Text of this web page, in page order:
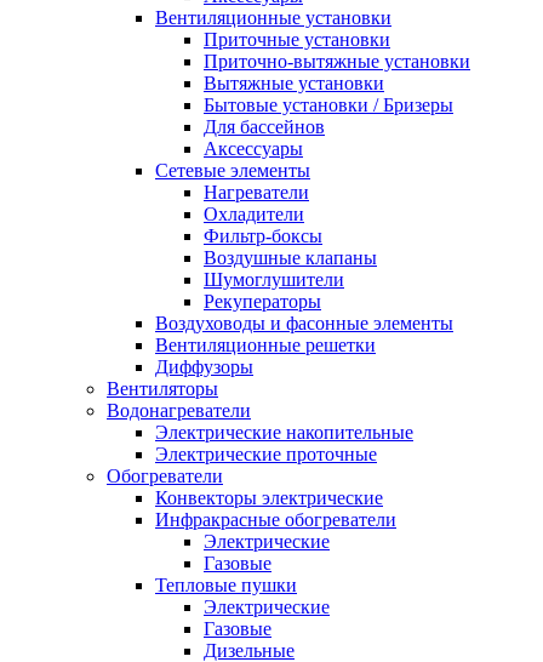
Вентиляционные установки
Приточные установки
Приточно-вытяжные установки
Вытяжные установки
Бытовые установки / Бризеры
Для бассейнов
Аксессуары
Сетевые элементы
Нагреватели
Охладители
Фильтр-боксы
Воздушные клапаны
Шумоглушители
Рекуператоры
Воздуховоды и фасонные элементы
Вентиляционные решетки
Диффузоры
Вентиляторы
Водонагреватели
Электрические накопительные
Электрические проточные
Обогреватели
Конвекторы электрические
Инфракрасные обогреватели
Электрические
Газовые
Тепловые пушки
Электрические
Газовые
Дизельные